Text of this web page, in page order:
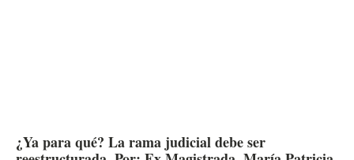
¿Ya para qué? La rama judicial debe ser